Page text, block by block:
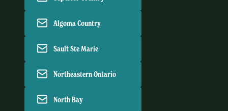
Algoma Country
Sault Ste Marie
Northeastern Ontario
North Bay